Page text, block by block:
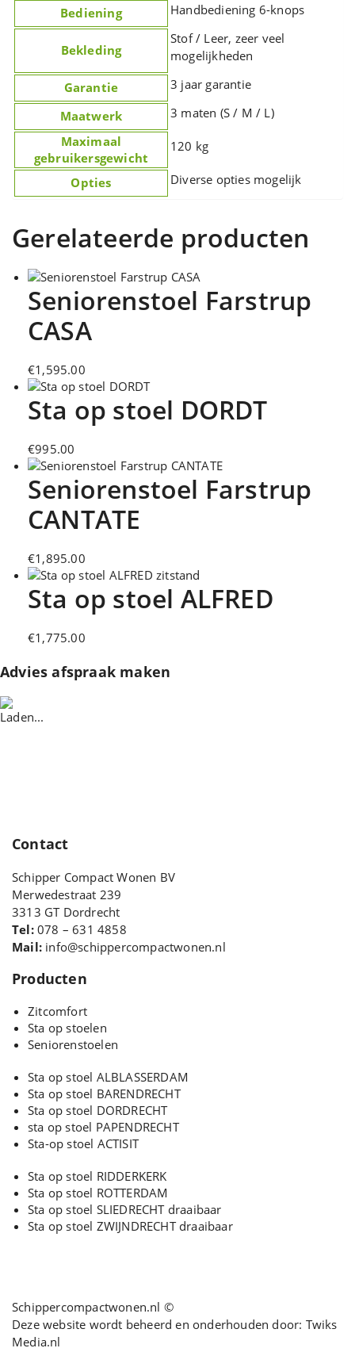
Bediening
Handbediening 6-knops
Bekleding
Stof / Leer, zeer veel
mogelijkheden
Garantie
3 jaar garantie
Maatwerk
3 maten (S / M / L)
Maximaal
gebruikersgewicht
120 kg
Opties Diverse opties mogelijk
Gerelateerde producten
Seniorenstoel Farstrup
CASA
€1,595.00
Sta op stoel DORDT
€995.00
Seniorenstoel Farstrup
CANTATE
€1,895.00
Sta op stoel ALFRED
€1,775.00
Advies afspraak maken
Contact
Schipper Compact Wonen BV
Merwedestraat 239
3313 GT Dordrecht
Tel:078 – 631 4858
Mail: info@schippercompactwonen.nl
Producten
Zitcomfort
Sta op stoelen
Seniorenstoelen
Sta op stoel ALBLASSERDAM
Sta op stoel BARENDRECHT
Sta op stoel DORDRECHT
sta op stoel PAPENDRECHT
Sta-op stoel ACTISIT
Sta op stoel RIDDERKERK
Sta op stoel ROTTERDAM
Sta op stoel SLIEDRECHT draaibaar
Sta op stoel ZWIJNDRECHT draaibaar
Schippercompactwonen.nl ©
Deze website wordt beheerd en onderhouden door: Twiks
Media.nl